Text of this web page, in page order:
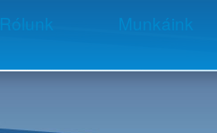
Rólunk Munkáink